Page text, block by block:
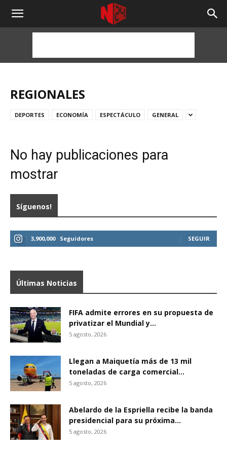
NOTICIAS
HORAS
REGIONALES
DEPORTES ECONOMÍA ESPECTÁCULO GENERAL
No hay publicaciones para
mostrar
Síguenos!
3,900,000 Seguidores SEGUIR
Últimas Noticias
FIFA admite errores en su propuesta de
privatizar el Mundial y...
5 agosto, 2026
Llegan a Maiquetía más de 13 mil
toneladas de carga comercial...
5 agosto, 2026
Abelardo de la Espriella recibe la banda
presidencial para su próxima...
5 agosto, 2026